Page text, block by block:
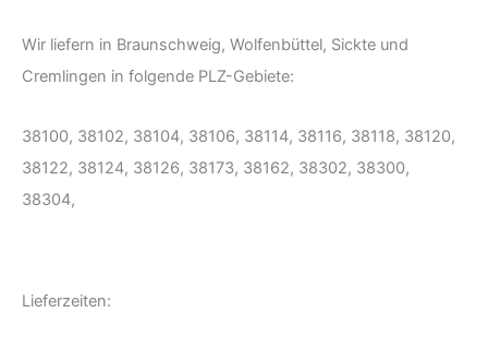
Wir liefern in Braunschweig, Wolfenbüttel, Sickte und
Cremlingen in folgende PLZ-Gebiete:
38100, 38102, 38104, 38106, 38114, 38116, 38118, 38120,
38122, 38124, 38126, 38173, 38162, 38302, 38300,
38304,
Lieferzeiten: